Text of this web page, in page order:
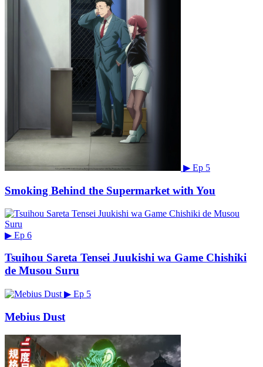
▶ Ep 5
Smoking Behind the Supermarket with You
▶ Ep 6
Tsuihou Sareta Tensei Juukishi wa Game Chishiki
de Musou Suru
▶ Ep 5
Mebius Dust